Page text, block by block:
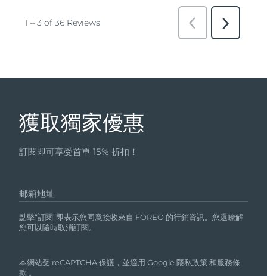
獲取獨家優惠
訂閱即可享受首單 15% 折扣！
郵箱地址
點擊“訂閱”即表示您同意接收來自 FOREO 的行銷資訊。您還瞭解
您可以隨時取消訂閱。
本網站受 reCAPTCHA 保護，並適用 Google隱私政策 和服務條
款 。